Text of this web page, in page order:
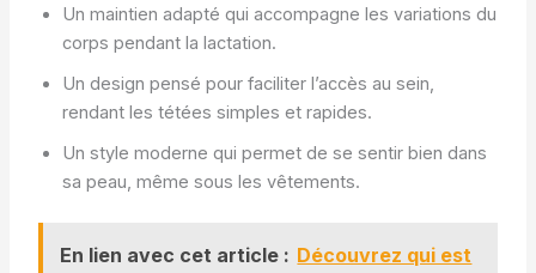
Un maintien adapté qui accompagne les variations du
corps pendant la lactation.
Un design pensé pour faciliter l’accès au sein,
rendant les tétées simples et rapides.
Un style moderne qui permet de se sentir bien dans
sa peau, même sous les vêtements.
En lien avec cet article : Découvrez qui est